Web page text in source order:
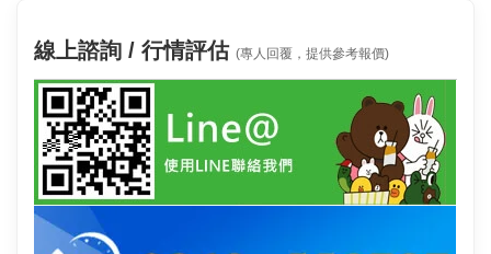
線上諮詢 / 行情評估 (專人回覆，提供參考報價)